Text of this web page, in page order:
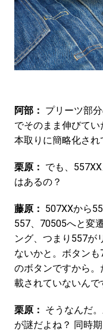
阿部： プリーツ部
でそのまま伸びて
本取りに簡略化され
栗原： でも、
はあるの？
藤原： 507XXから
557、70505へと変
ング、つまり557が
ないかと。ボタンも
のボタンですから
載されていないんで
栗原： そうなんだ
が謎だよね？ 同時